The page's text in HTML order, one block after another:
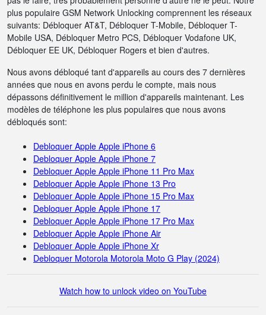
plus populaire GSM Network Unlocking comprennent les réseaux
suivants: Débloquer AT&T, Débloquer T-Mobile, Débloquer T-
Mobile USA, Débloquer Metro PCS, Débloquer Vodafone UK,
Débloquer EE UK, Débloquer Rogers et bien d'autres.
Nous avons débloqué tant d'appareils au cours des 7 dernières
années que nous en avons perdu le compte, mais nous
dépassons définitivement le million d'appareils maintenant. Les
modèles de téléphone les plus populaires que nous avons
débloqués sont:
Debloquer Apple Apple iPhone 6
Debloquer Apple Apple iPhone 7
Debloquer Apple Apple iPhone 11 Pro Max
Debloquer Apple Apple iPhone 13 Pro
Debloquer Apple Apple iPhone 15 Pro Max
Debloquer Apple Apple iPhone 17
Debloquer Apple Apple iPhone 17 Pro Max
Debloquer Apple Apple iPhone Air
Debloquer Apple Apple iPhone Xr
Debloquer Motorola Motorola Moto G Play (2024)
Watch how to unlock video on YouTube